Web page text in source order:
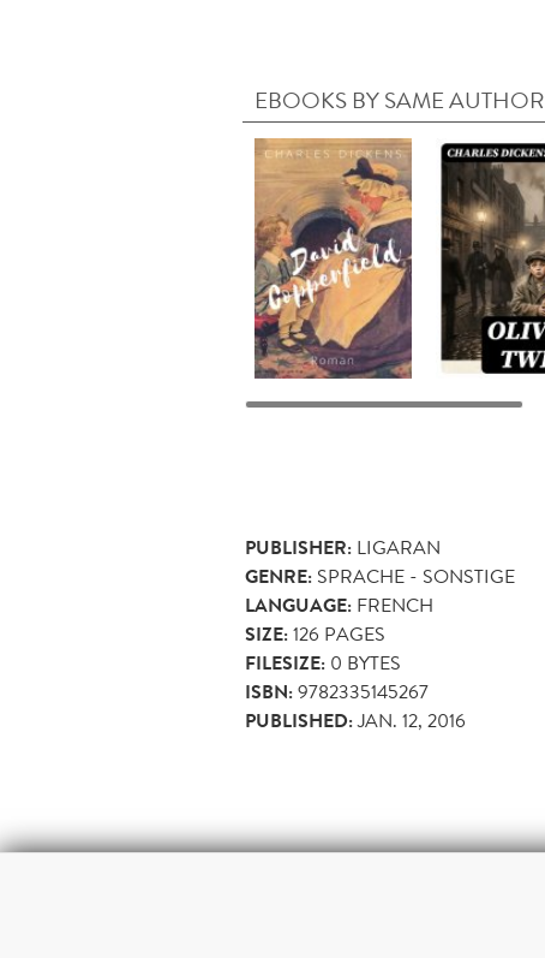
EBOOKS BY SAME AUTHOR
PUBLISHER: LIGARAN
GENRE: SPRACHE - SONSTIGE
LANGUAGE: FRENCH
SIZE:126 PAGES
FILESIZE: 0 BYTES
ISBN:9782335145267
PUBLISHED:JAN. 12, 2016